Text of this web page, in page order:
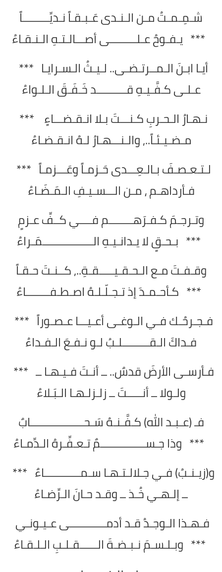
شـمِـمـتُ مـن الـنـدى عَـبـقـاً نـديِّـــــــــاً
*** يـفـوحُ عـلـــــــــى أصـــالـتـهِ الـنـقـاءُ
أيـا ابـنَ الـمــرتـضـى.. لـيـثُ الـسـرايـا ***
عـلـى كـفَّـيـهِ قــــــــــد خَـفَـقَ الـلـواءُ
نـهـارُ الـحـربِ كـنـــتَ بـلا انـقـضـــاءٍ ***
مـضـيـئـاً.., والـنـــهـارُ لـهُ انـقـضـاءُ
لـتـعـصـفَ بـالـعِـــدى حَـزمـاً وعَـــزمـاً ***
فـأرداهـم ، مـن الـــسـيـفِ الـمَـضَـاءُ
وتـرجـمَ كـفـرَهــــــــم فــــي كــفِّ عـزمٍ
*** بـحـقٍ لا يـدانـيـهِ الـــــــــــــــــمَـراءُ
وقـفـتَ مـع الـحـقـيـــــقـةِ.., كــنـتَ حـقـاً
*** كـأحـمـدَ إذ تـجـلّـلـهُ اصـطـفــــــــاءُ
فـجـرحُـك فـي الـوغـى أعـيـــا عـصـوراً ***
فـداكَ الـقـــــــــلـبُ لـو نـفـعَ الـفـداءُ
فـأرسـى الأرضَ قدسٌ.. ــ أنـتَ فـيـهـا ــ ***
ولـولا ــ أنـــــتَ ــ زلـزلـهـا الـبَـلاءُ
فـ (عـبـد الله) كـفَّـنـهُ سَـحــــــــــــــــــابٌ
*** وذا جـســـــــــــــــمٌ تـعـفِّـرهُ الـدِّمـاءُ
و(زيـنـبُ) فـي جـلالـتـهـا سـمــــــــــــاءٌ ***
ــ إلـهـي خُـذ ــ وقـد حـانَ الـرِّضـاءُ
فـهـذا الـوجـدُ قـد أدمــــــــــــى عـيـونـي
*** وبـلـسـمَ نـبـضـةَ الــــــقـلـبِ الـلـقـاءُ